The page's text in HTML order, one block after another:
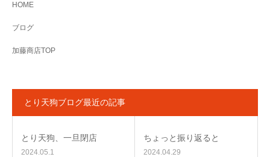
HOME
ブログ
加藤商店TOP
とり天狗ブログ最近の記事
とり天狗、一旦閉店
2024.05.1
ちょっと振り返ると
2024.04.29